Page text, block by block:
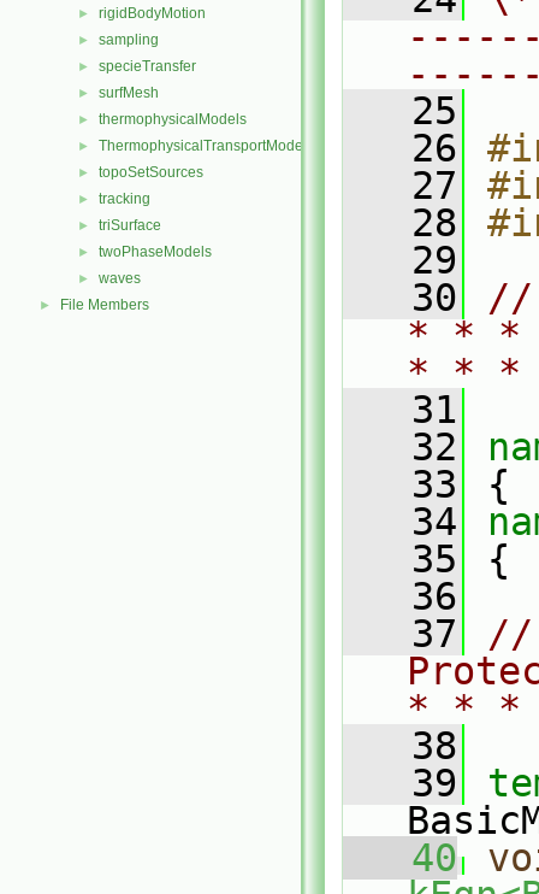
► rigidBodyMotion
► sampling
► specieTransfer
► surfMesh
► thermophysicalModels
► ThermophysicalTransportModels
► topoSetSources
► tracking
► triSurface
► twoPhaseModels
► waves
► File Members
   25
   26
   27
   28
   29
   30
//
* * *
* *
   31
   32
   33
{
   34
   35
{
   36
   37
//
* * *
   38
   39
   40